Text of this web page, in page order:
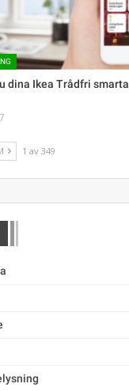
dina Ikea Trådfri smarta
1 av 349